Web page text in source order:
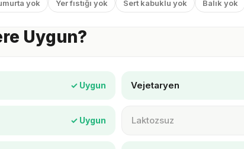
yok Yer fıstığı yok Sert kabuklu yok Balık yok
Uygun?
✓ Uygun Vejetaryen
✓ Uygun Laktozsuz